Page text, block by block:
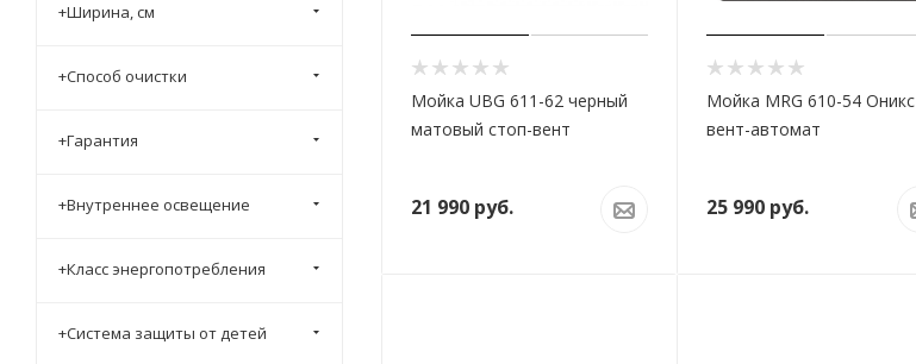
Мойка UBG 611-62 черный
матовый стоп-вент
21 990 руб.
Мойка MRG 610-54 Оникс
вент-автомат
25 990 руб.
+Ширина, см
+Способ очистки
+Гарантия
+Внутреннее освещение
+Класс энергопотребления
+Система защиты от детей